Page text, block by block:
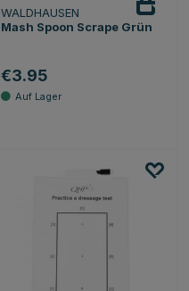
WALDHAUSEN
Mash Spoon Scrape Grün
€3.95